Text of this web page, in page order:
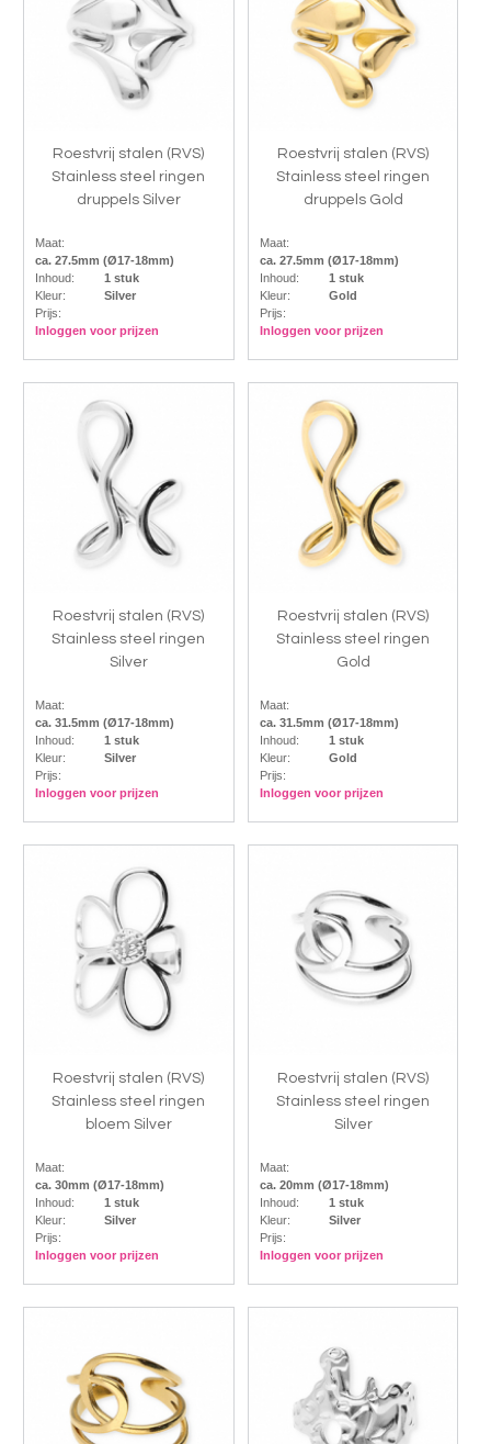
Roestvrij stalen (RVS)
Stainless steel ringen
druppels Silver
Maat:
ca. 27.5mm (Ø17-18mm)
Inhoud:
1 stuk
Kleur:
Silver
Prijs:
Inloggen voor prijzen
Roestvrij stalen (RVS)
Stainless steel ringen
druppels Gold
Maat:
ca. 27.5mm (Ø17-18mm)
Inhoud:
1 stuk
Kleur:
Gold
Prijs:
Inloggen voor prijzen
Roestvrij stalen (RVS)
Stainless steel ringen
Silver
Maat:
ca. 31.5mm (Ø17-18mm)
Inhoud:
1 stuk
Kleur:
Silver
Prijs:
Inloggen voor prijzen
Roestvrij stalen (RVS)
Stainless steel ringen
Gold
Maat:
ca. 31.5mm (Ø17-18mm)
Inhoud:
1 stuk
Kleur:
Gold
Prijs:
Inloggen voor prijzen
Roestvrij stalen (RVS)
Stainless steel ringen
bloem Silver
Maat:
ca. 30mm (Ø17-18mm)
Inhoud:
1 stuk
Kleur:
Silver
Prijs:
Inloggen voor prijzen
Roestvrij stalen (RVS)
Stainless steel ringen
Silver
Maat:
ca. 20mm (Ø17-18mm)
Inhoud:
1 stuk
Kleur:
Silver
Prijs:
Inloggen voor prijzen